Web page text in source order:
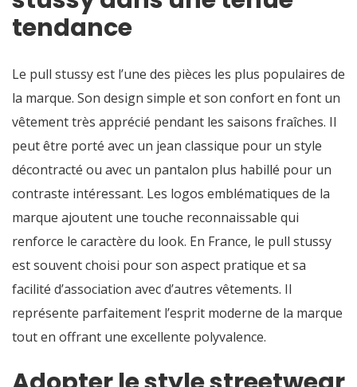
tendance
Le pull stussy est l’une des pièces les plus populaires de
la marque. Son design simple et son confort en font un
vêtement très apprécié pendant les saisons fraîches. Il
peut être porté avec un jean classique pour un style
décontracté ou avec un pantalon plus habillé pour un
contraste intéressant. Les logos emblématiques de la
marque ajoutent une touche reconnaissable qui
renforce le caractère du look. En France, le pull stussy
est souvent choisi pour son aspect pratique et sa
facilité d’association avec d’autres vêtements. Il
représente parfaitement l’esprit moderne de la marque
tout en offrant une excellente polyvalence.